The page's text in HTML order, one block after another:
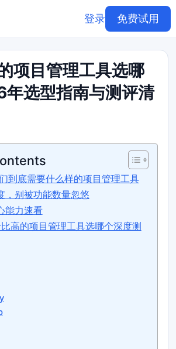
登录 免费试用
项目管理工具选哪
选型指南与测评清
到底需要什么样的项目管理工具
，别被功能数量忽悠
能力速看
高的项目管理工具选哪个深度测